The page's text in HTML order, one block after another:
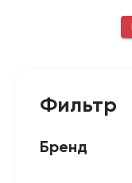
Фильтр
Бренд